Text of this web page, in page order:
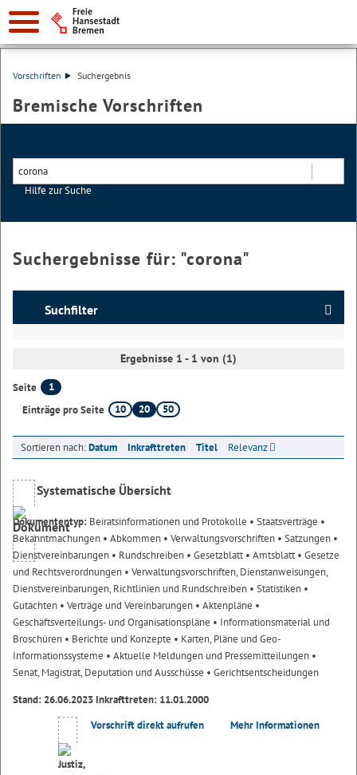
Vorschriften Suchergebnis
Bremische Vorschriften
Hilfe zur Suche
Suchergebnisse für: "corona"
Suchfilter
Ergebnisse 1 - 1 von (1)
Seite
1
Einträge pro Seite
10 20 50
Sortieren nach:Datum Inkrafttreten Titel Relevanz
Systematische Übersicht
Dokumententyp: Beiratsinformationen und Protokolle • Staatsverträge •
Bekanntmachungen • Abkommen • Verwaltungsvorschriften • Satzungen •
Dienstvereinbarungen • Rundschreiben • Gesetzblatt• Amtsblatt• Gesetze
und Rechtsverordnungen • Verwaltungsvorschriften, Dienstanweisungen,
Dienstvereinbarungen, Richtlinien und Rundschreiben • Statistiken •
Gutachten • Verträge und Vereinbarungen • Aktenpläne •
Geschäftsverteilungs- und Organisationspläne • Informationsmaterial und
Broschüren • Berichte und Konzepte • Karten, Pläne und Geo-
Informationssysteme • Aktuelle Meldungen und Pressemitteilungen •
Senat, Magistrat, Deputation und Ausschüsse • Gerichtsentscheidungen
Stand: 26.06.2023 Inkrafttreten: 11.01.2000
Vorschrift direkt aufrufen Mehr Informationen